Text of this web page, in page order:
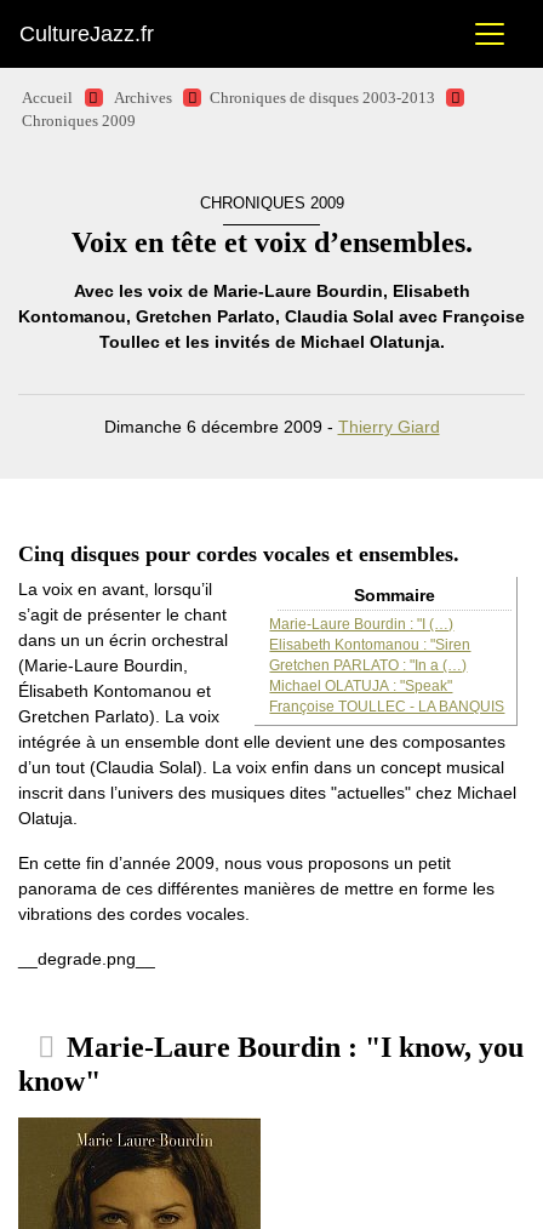
CultureJazz.fr
Accueil Archives
Chroniques de disques 2003-2013
Chroniques 2009
CHRONIQUES 2009
Voix en tête et voix d’ensembles.
Avec les voix de Marie-Laure Bourdin, Elisabeth
Kontomanou, Gretchen Parlato, Claudia Solal avec Françoise
Toullec et les invités de Michael Olatunja.
Dimanche 6 décembre 2009 - Thierry Giard
Cinq disques pour cordes vocales et ensembles.
Sommaire
Marie-Laure Bourdin : "I (…)
Elisabeth Kontomanou : "Siren
Gretchen PARLATO : "In a (…)
Michael OLATUJA : "Speak"
Françoise TOULLEC - LA BANQUIS
La voix en avant, lorsqu’il
s’agit de présenter le chant
dans un un écrin orchestral
(Marie-Laure Bourdin,
Élisabeth Kontomanou et
Gretchen Parlato). La voix
intégrée à un ensemble dont elle devient une des composantes
d’un tout (Claudia Solal). La voix enfin dans un concept musical
inscrit dans l’univers des musiques dites "actuelles" chez Michael
Olatuja.
En cette fin d’année 2009, nous vous proposons un petit
panorama de ces différentes manières de mettre en forme les
vibrations des cordes vocales.
__degrade.png__
Marie-Laure Bourdin : "I know, you
know"